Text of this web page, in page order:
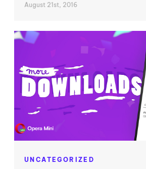
August 21st, 2016
UNCATEGORIZED